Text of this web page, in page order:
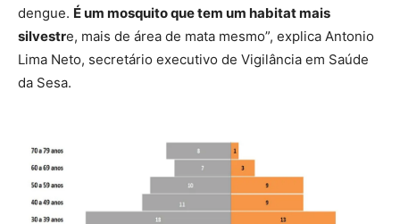
dengue. É um mosquito que tem um habitat mais
silvestre, mais de área de mata mesmo”, explica Antonio
Lima Neto, secretário executivo de Vigilância em Saúde
da Sesa.